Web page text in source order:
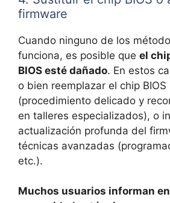
firmware
Cuando ninguno de los
funciona, es posible que el
BIOS esté dañado. En estos
o bien reemplazar el chip
(procedimiento delicado y
en talleres especializados), o
actualización profunda del
técnicas avanzadas
etc.).
Muchos usuarios informan